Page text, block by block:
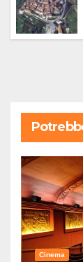
Cinema